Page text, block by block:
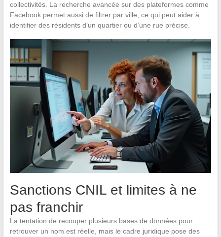
collectivités. La recherche avancée sur des plateformes comme
Facebook permet aussi de filtrer par ville, ce qui peut aider à
identifier des résidents d’un quartier ou d’une rue précise.
Sanctions CNIL et limites à ne
pas franchir
La tentation de recouper plusieurs bases de données pour
retrouver un nom est réelle, mais le cadre juridique pose des